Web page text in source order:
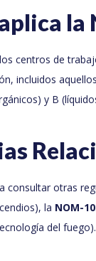
la
centros de
incluidos
y B
consultar otras
la NOM-
del fuego).